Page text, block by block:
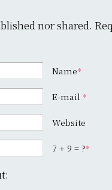
nor shared.
Name*
E-mail *
Website
7 + 9 = ?*